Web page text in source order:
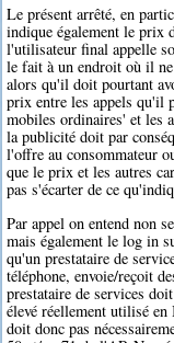
Le présent arrêté, en
indique également le prix
l'utilisateur final appelle
le fait à un endroit où il
alors qu'il doit pourtant
prix entre les appels qu'il
mobiles ordinaires' et les
la publicité doit par
l'offre au consommateur
que le prix et les autres
pas s'écarter de ce
Par appel on entend non
mais également le log in
qu'un prestataire de
téléphone, envoie/reçoit
prestataire de services
élevé réellement utilisé
doit donc pas